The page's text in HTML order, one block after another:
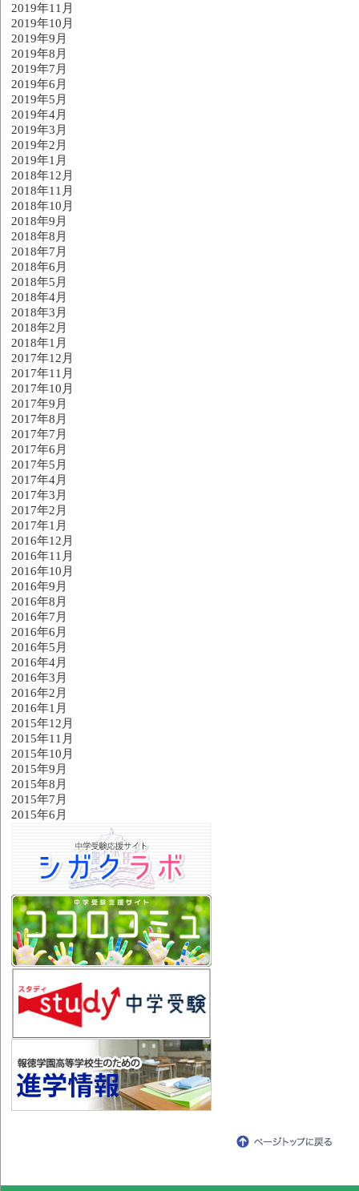
2019年11月
2019年10月
2019年9月
2019年8月
2019年7月
2019年6月
2019年5月
2019年4月
2019年3月
2019年2月
2019年1月
2018年12月
2018年11月
2018年10月
2018年9月
2018年8月
2018年7月
2018年6月
2018年5月
2018年4月
2018年3月
2018年2月
2018年1月
2017年12月
2017年11月
2017年10月
2017年9月
2017年8月
2017年7月
2017年6月
2017年5月
2017年4月
2017年3月
2017年2月
2017年1月
2016年12月
2016年11月
2016年10月
2016年9月
2016年8月
2016年7月
2016年6月
2016年5月
2016年4月
2016年3月
2016年2月
2016年1月
2015年12月
2015年11月
2015年10月
2015年9月
2015年8月
2015年7月
2015年6月